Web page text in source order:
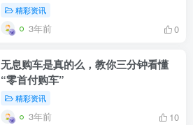
精彩资讯
3年前 0
无息购车是真的么，教你三分钟看懂
“零首付购车”
精彩资讯
3年前 10